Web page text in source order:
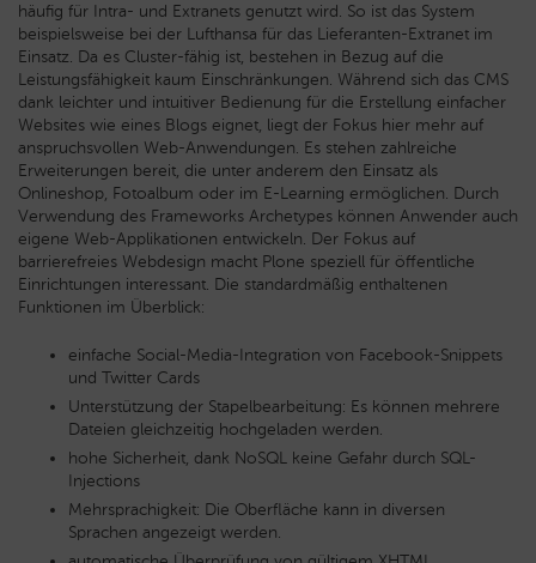
häufig für Intra- und Extranets genutzt wird. So ist das System
beispielsweise bei der Lufthansa für das Lieferanten-Extranet im
Einsatz. Da es Cluster-fähig ist, bestehen in Bezug auf die
Leistungsfähigkeit kaum Einschränkungen. Während sich das CMS
dank leichter und intuitiver Bedienung für die Erstellung einfacher
Websites wie eines Blogs eignet, liegt der Fokus hier mehr auf
anspruchsvollen Web-Anwendungen. Es stehen zahlreiche
Erweiterungen bereit, die unter anderem den Einsatz als
Onlineshop, Fotoalbum oder im E-Learning ermöglichen. Durch
Verwendung des Frameworks Archetypes können Anwender auch
eigene Web-Applikationen entwickeln. Der Fokus auf
barrierefreies Webdesign macht Plone speziell für öffentliche
Einrichtungen interessant. Die standardmäßig enthaltenen
Funktionen im Überblick:
einfache Social-Media-Integration von Facebook-Snippets
und Twitter Cards
Unterstützung der Stapelbearbeitung: Es können mehrere
Dateien gleichzeitig hochgeladen werden.
hohe Sicherheit, dank NoSQL keine Gefahr durch SQL-
Injections
Mehrsprachigkeit: Die Oberfläche kann in diversen
Sprachen angezeigt werden.